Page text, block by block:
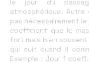
le jour du
atmosphérique.
pas nécessairement le
coefficient que le
fort mais bien
qui suit quand il
Exemple : Jour 1